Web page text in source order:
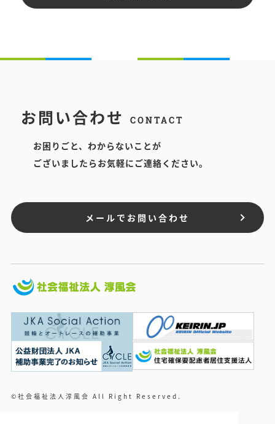
お問い合わせ CONTACT
お困りごと、わからないことが
ございましたらお気軽にご連絡ください。
メールでお問い合わせ
©社会福祉法人淳風会 All Right Reserved.